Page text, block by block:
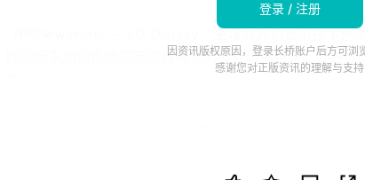
, /PRNewswire/ -- LG Display，全球领先的显示技术创
器刷新率如何影响实际游戏表现的实验研究结果，并在国
登录 / 注册
因资讯版权原因，登录长桥账户后方可浏
感谢您对正版资讯的理解与支持